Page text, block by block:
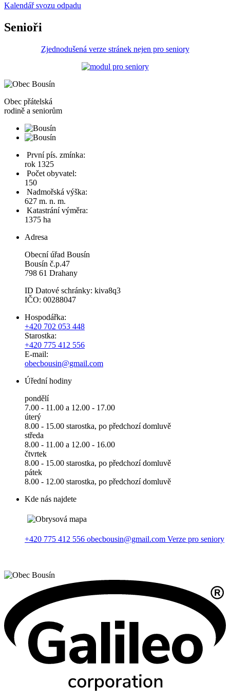
Kalendář svozu odpadu
Senioři
Zjednodušená verze stránek nejen pro seniory
Obec přátelská
rodině a seniorům
První pís. zmínka:
rok 1325
Počet obyvatel:
150
Nadmořská výška:
627 m. n. m.
Katastrání výměra:
1375 ha
Adresa
Obecní úřad Bousín
Bousín č.p.47
798 61 Drahany
ID Datové schránky: kiva8q3
IČO: 00288047
Hospodářka:
+420 702 053 448
Starostka:
+420 775 412 556
E-mail:
obecbousin@gmail.com
Úřední hodiny
pondělí
7.00 - 11.00 a 12.00 - 17.00
úterý
8.00 - 15.00 starostka, po předchozí domluvě
středa
8.00 - 11.00 a 12.00 - 16.00
čtvrtek
8.00 - 15.00 starostka, po předchozí domluvě
pátek
8.00 - 12.00 starostka, po předchozí domluvě
Kde nás najdete
+420 775 412 556 obecbousin@gmail.com Verze pro seniory